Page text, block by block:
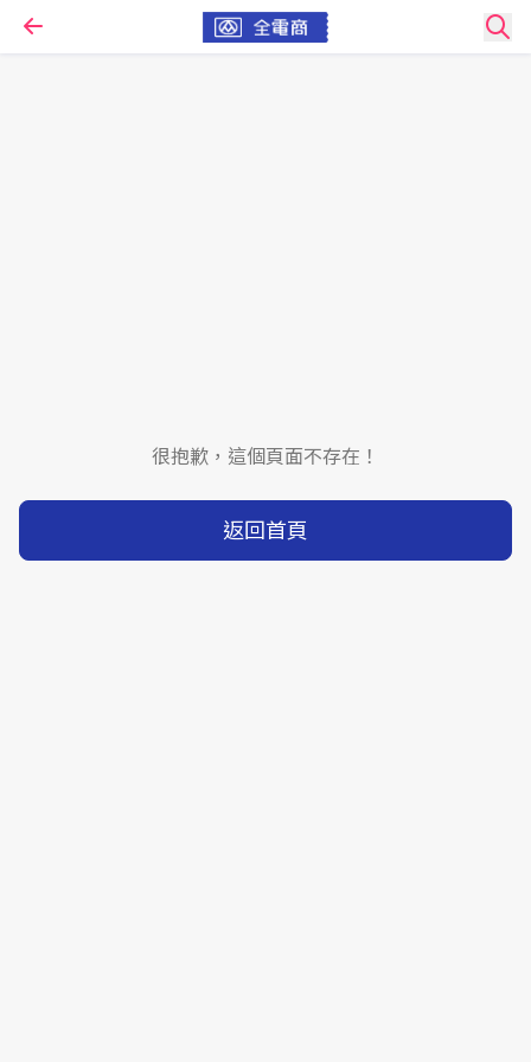
很抱歉，這個頁面不存在！
返回首頁